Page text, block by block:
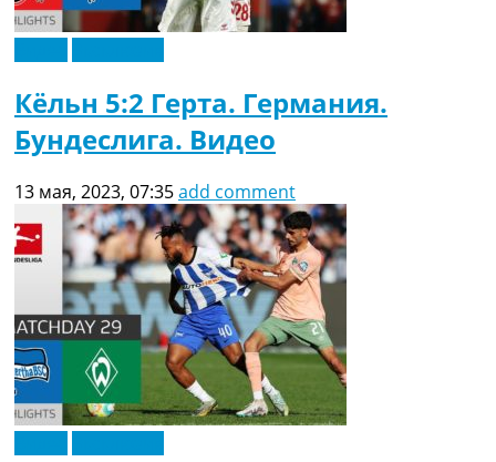
Кёльн 5:2 Герта. Германия.
Бундеслига. Видео
13 мая, 2023, 07:35add comment